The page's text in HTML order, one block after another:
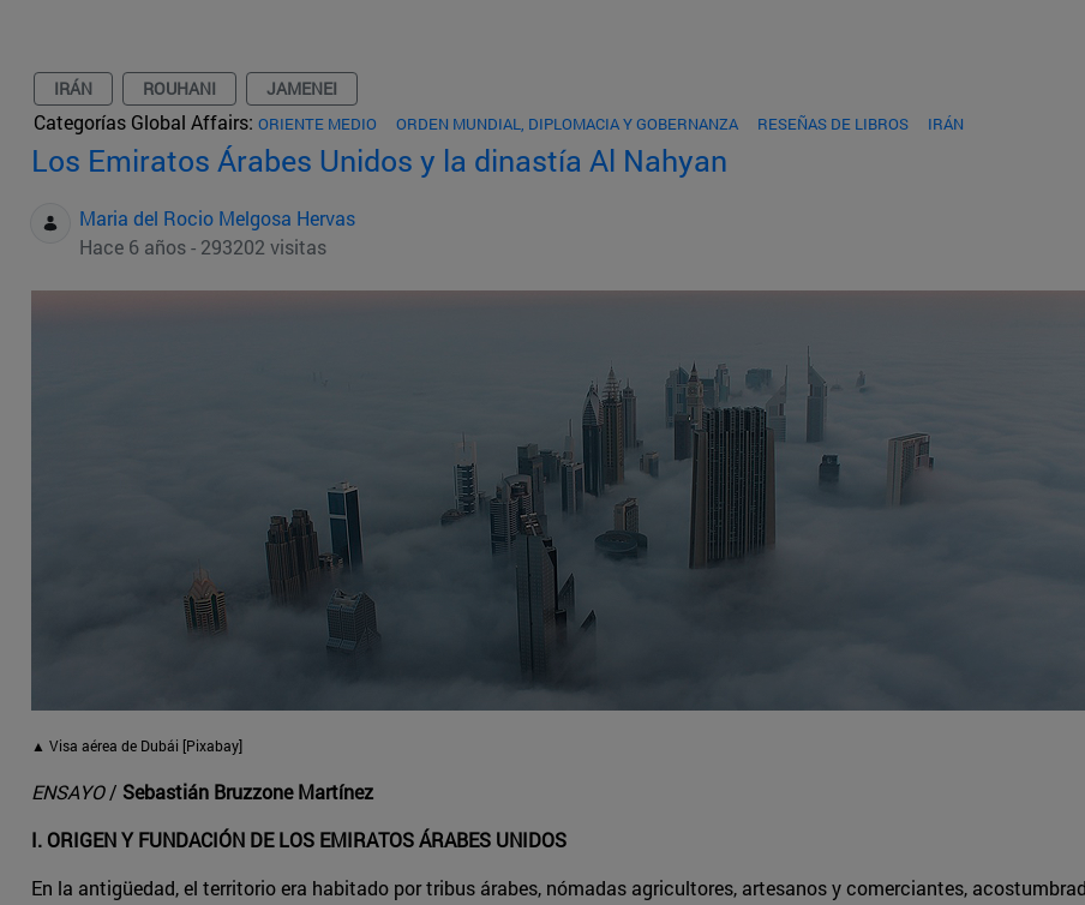
IRÁN ROUHANI JAMENEI
Categorías Global Affairs: ORIENTE MEDIO ORDEN MUNDIAL, DIPLOMACIA Y GOBERNANZA RESEÑAS DE LIBROS IRÁN
Los Emiratos Árabes Unidos y la dinastía Al Nahyan
Maria del Rocio Melgosa Hervas
Hace 6 años - 293202 visitas
▲ Visa aérea de Dubái [Pixabay]
ENSAYO/ Sebastián Bruzzone Martínez
I. ORIGEN Y FUNDACIÓN DE LOS EMIRATOS ÁRABES UNIDOS
En la antigüedad, el territorio era habitado por tribus árabes, nómadas agricultores, artesanos y comerciantes,